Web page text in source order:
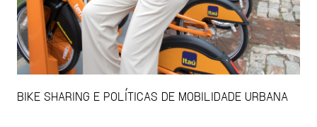
BIKE SHARING E POLÍTICAS DE MOBILIDADE URBANA